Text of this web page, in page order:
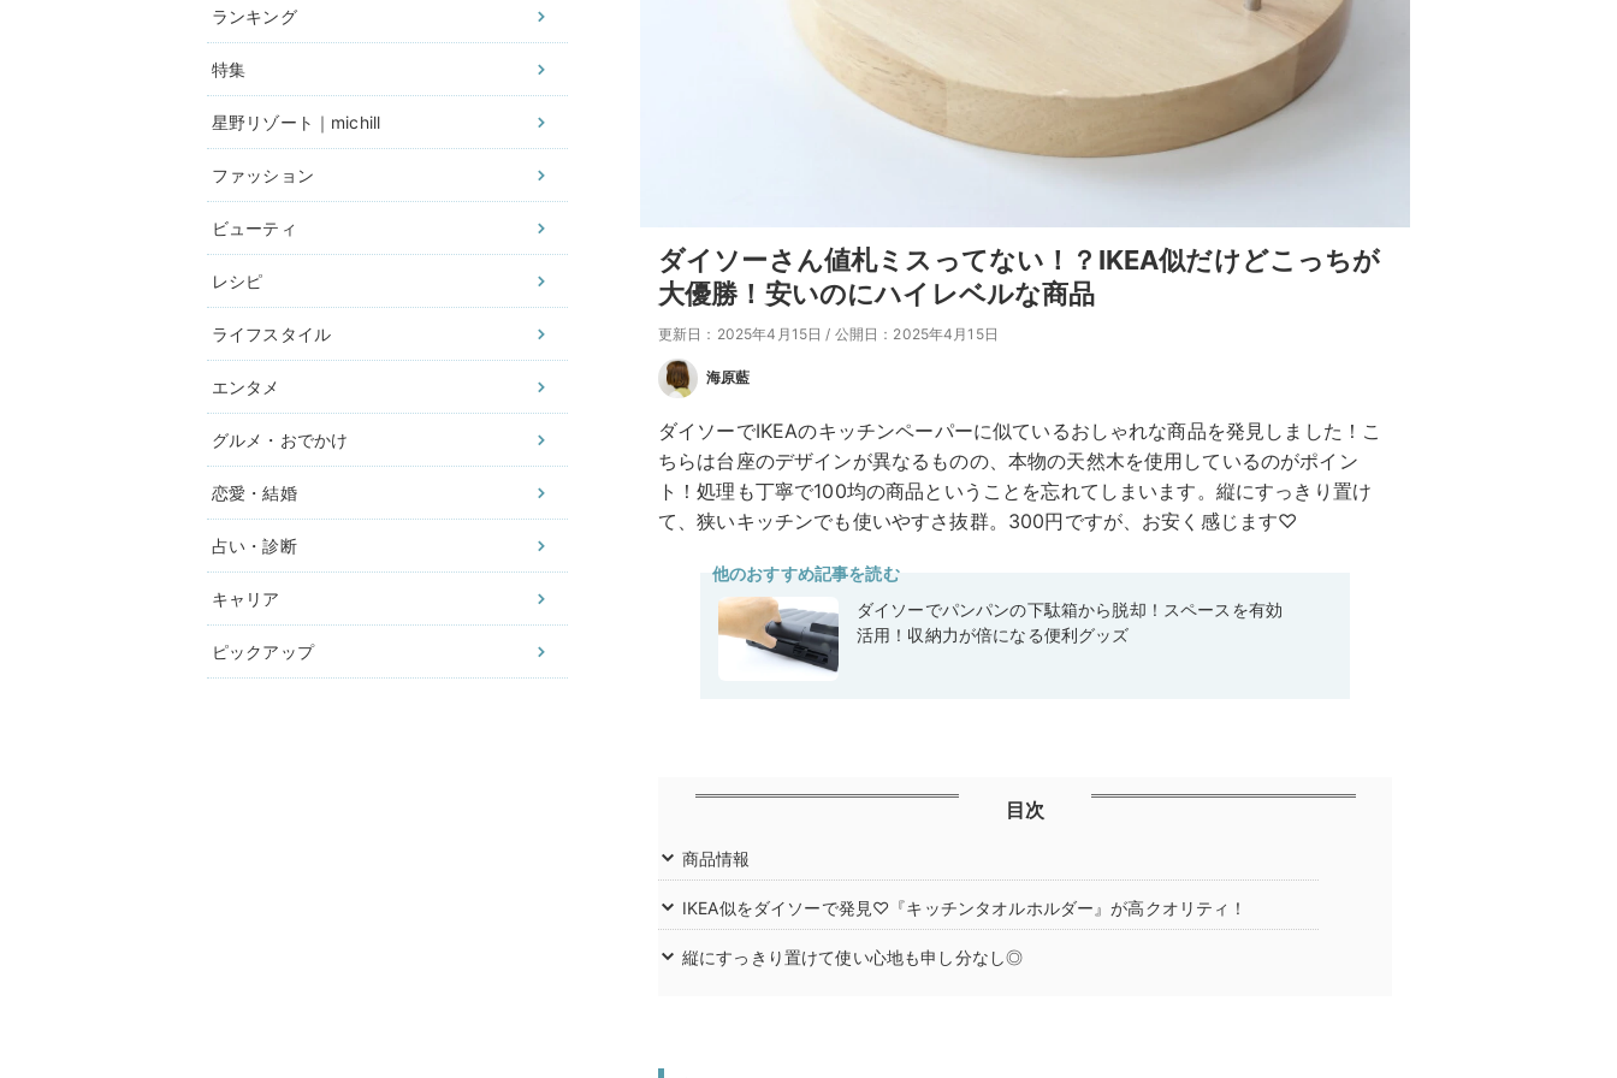
ランキング
特集
星野リゾート｜michill
ファッション
ビューティ
レシピ
ライフスタイル
エンタメ
グルメ・おでかけ
恋愛・結婚
占い・診断
キャリア
ピックアップ
ダイソーさん値札ミスってない！？IKEA似だけどこっちが
大優勝！安いのにハイレベルな商品
更新日：2025年4月15日 / 公開日：2025年4月15日
海原藍
ダイソーでIKEAのキッチンペーパーに似ているおしゃれな商品を発見しました！こ
ちらは台座のデザインが異なるものの、本物の天然木を使用しているのがポイン
ト！処理も丁寧で100均の商品ということを忘れてしまいます。縦にすっきり置け
て、狭いキッチンでも使いやすさ抜群。300円ですが、お安く感じます♡
他のおすすめ記事を読む
ダイソーでパンパンの下駄箱から脱却！スペースを有効
活用！収納力が倍になる便利グッズ
目次
商品情報
IKEA似をダイソーで発見♡『キッチンタオルホルダー』が高クオリティ！
縦にすっきり置けて使い心地も申し分なし◎